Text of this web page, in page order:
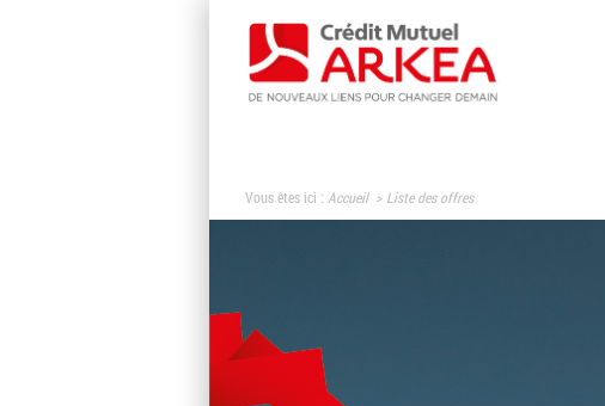
Vous êtes ici : Accueil Liste des offres